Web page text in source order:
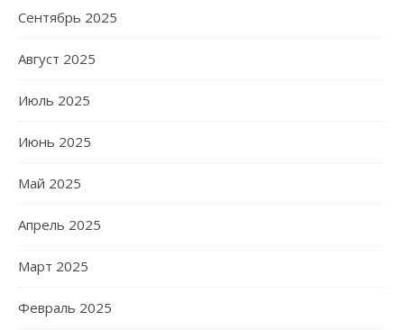
Сентябрь 2025
Август 2025
Июль 2025
Июнь 2025
Май 2025
Апрель 2025
Март 2025
Февраль 2025